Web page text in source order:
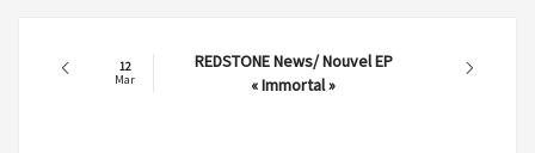
12
Mar
REDSTONE News/ Nouvel EP
« Immortal »